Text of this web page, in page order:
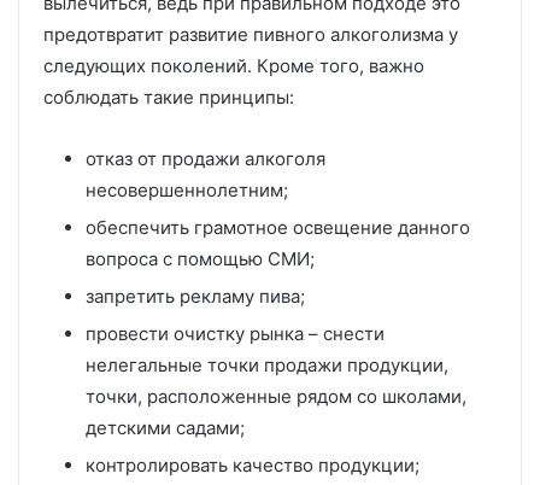
предотвратит развитие пивного алкоголизма у
следующих поколений. Кроме того, важно
соблюдать такие принципы:
отказ от продажи алкоголя
несовершеннолетним;
обеспечить грамотное освещение данного
вопроса с помощью СМИ;
запретить рекламу пива;
провести очистку рынка – снести
нелегальные точки продажи продукции,
точки, расположенные рядом со школами,
детскими садами;
контролировать качество продукции;